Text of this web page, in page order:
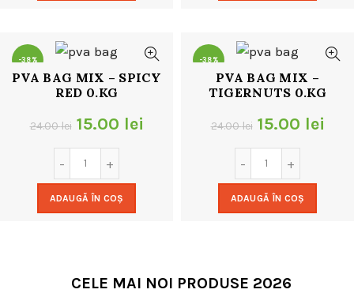
-38%
PVA BAG MIX – SPICY
RED 0.KG
24.00lei Prețul
inițial
a
fost:
15.00 lei
ADAUGĂ ÎN COȘ
-38%
PVA BAG MIX –
TIGERNUTS 0.KG
24.00lei Prețul
inițial
a
fost:
15.00 lei
ADAUGĂ ÎN COȘ
CELE MAI NOI PRODUSE 2026